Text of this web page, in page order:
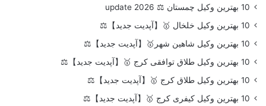
10 بهترین وکیل چمستان ⚖️ update 2026
10 بهترین وکیل خلخال 🥇【آپدیت جدید】⚖️
10 بهترین وکیل شاهین شهر🥇【آپدیت جدید】⚖️
10 بهترین وکیل طلاق توافقی کرج 🥇【آپدیت جدید】⚖️
10 بهترین وکیل طلاق کرج 🥇【آپدیت جدید】⚖️
10 بهترین وکیل کیفری کرج 🥇【آپدیت جدید】⚖️